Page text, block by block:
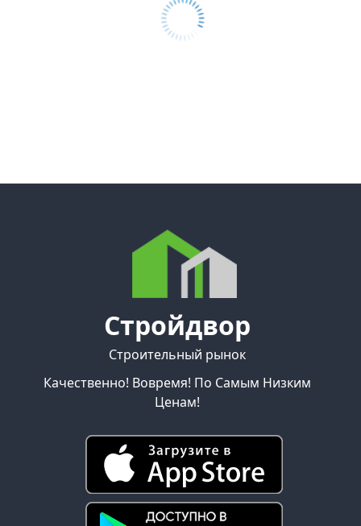
Стройдвор
Строительный рынок
Качественно! Вовремя! По Самым Низким
Ценам!